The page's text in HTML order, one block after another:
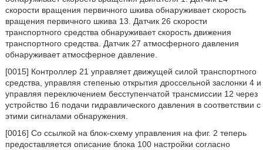
скорости вращения первичного шкива обнаруживает скорость
вращения первичного шкива 13. Датчик 26 скорости
транспортного средства обнаруживает скорость движения
транспортного средства. Датчик 27 атмосферного давления
обнаруживает атмосферное давление.
[0015] Контроллер 21 управляет движущей силой транспортного
средства, управляя степенью открытия дроссельной заслонки 4 и
управляя переключением бесступенчатой трансмиссии 12 через
устройство 16 подачи гидравлического давления в соответствии с
этими сигналами обнаружения.
[0016] Со ссылкой на блок-схему управления на фиг. 2 теперь
предоставляется описание блока 100 настройки согласно